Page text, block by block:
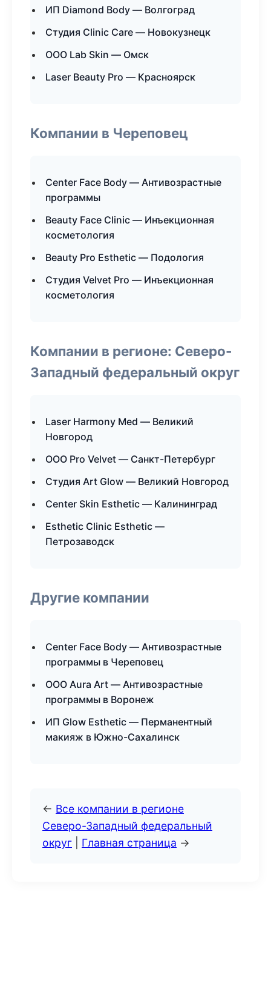
ИП Diamond Body — Волгоград
Студия Clinic Care — Новокузнецк
ООО Lab Skin — Омск
Laser Beauty Pro — Красноярск
Компании в Череповец
Center Face Body — Антивозрастные
программы
Beauty Face Clinic — Инъекционная
косметология
Beauty Pro Esthetic — Подология
Студия Velvet Pro — Инъекционная
косметология
Компании в регионе: Северо-
Западный федеральный округ
Laser Harmony Med — Великий
Новгород
ООО Pro Velvet — Санкт-Петербург
Студия Art Glow — Великий Новгород
Center Skin Esthetic — Калининград
Esthetic Clinic Esthetic —
Петрозаводск
Другие компании
Center Face Body — Антивозрастные
программы в Череповец
ООО Aura Art — Антивозрастные
программы в Воронеж
ИП Glow Esthetic — Перманентный
макияж в Южно-Сахалинск
← Все компании в регионе
Северо-Западный федеральный
округ
Главная страница →